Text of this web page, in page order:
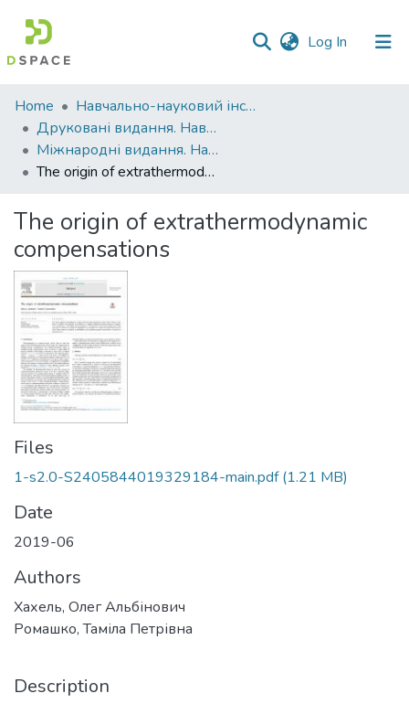
Log In (current)
Communities
&
Collections
All of DSpace
Statistics
Home
Навчально-науковий інститут агротехнологій, селекції та екології
Друковані видання. Навчально-науковий інститут агротехнологій, селекції та екології
Міжнародні видання. Навчально-науковий інститут агротехнологій, селекції та екології
The origin of extrathermodynamic compensations
The origin of extrathermodynamic
compensations
Files
1-s2.0-S2405844019329184-main.pdf(1.21 MB)
Date
2019-06
Authors
Хахель, Олег Альбінович
Ромашко, Таміла Петрівна
Description